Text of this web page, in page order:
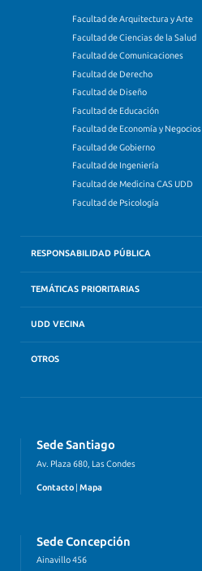
Facultad de Arquitectura y Arte
Facultad de Ciencias de la Salud
Facultad de Comunicaciones
Facultad de Derecho
Facultad de Diseño
Facultad de Educación
Facultad de Economía y Negocios
Facultad de Gobierno
Facultad de Ingeniería
Facultad de Medicina CAS UDD
Facultad de Psicología
RESPONSABILIDAD PÚBLICA
TEMÁTICAS PRIORITARIAS
UDD VECINA
OTROS
Sede Santiago
Av. Plaza 680, Las Condes
Contacto | Mapa
Sede Concepción
Ainavillo 456